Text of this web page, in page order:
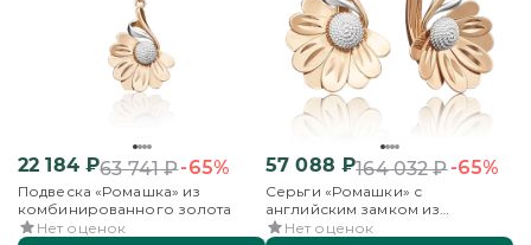
22 184₽63 741₽-65%
Подвеска «Ромашка» из
комбинированного золота
Нет оценок
57 088 ₽164 032₽-65%
Серьги «Ромашки» с
английским замком из
комбинированного золота
Нет оценок